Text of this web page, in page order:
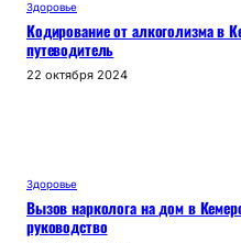
Здоровье
Кодирование от алкоголизма в
путеводитель
22 октября 2024
Здоровье
Вызов нарколога на дом в
руководство